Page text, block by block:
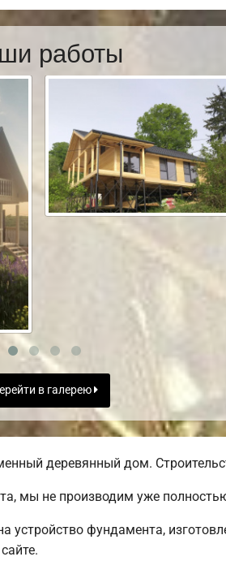
работы
в галерею
деревянный дом.
мы не производим уже
устройство фундамента,